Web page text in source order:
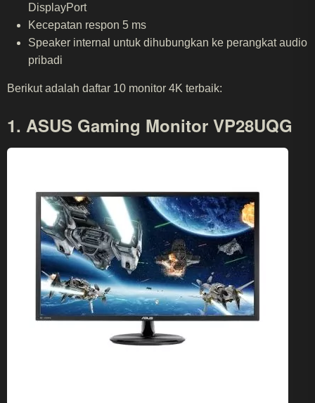
DisplayPort
Kecepatan respon 5 ms
Speaker internal untuk dihubungkan ke perangkat audio
pribadi
Berikut adalah daftar 10 monitor 4K terbaik:
1. ASUS Gaming Monitor VP28UQG